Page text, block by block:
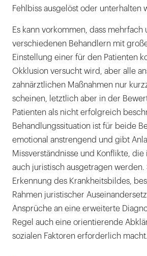
Fehlbiss ausgelöst oder unterhalten
Es kann vorkommen, dass mehrfach
verschiedenen Behandlern mit
Einstellung einer für den Patienten
Okklusion versucht wird, aber alle
zahnärztlichen Maßnahmen nur
scheinen, letztlich aber in der
Patienten als nicht erfolgreich
Behandlungssituation ist für beide
emotional anstrengend und gibt
Missverständnisse und Konflikte,
auch juristisch ausgetragen
Erkennung des Krankheitsbildes,
Rahmen juristischer
Ansprüche an eine erweiterte
Regel auch eine orientierende
sozialen Faktoren erforderlich macht.